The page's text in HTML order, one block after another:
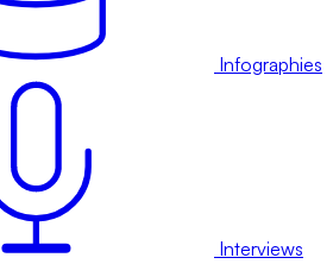
Infographies
Interviews